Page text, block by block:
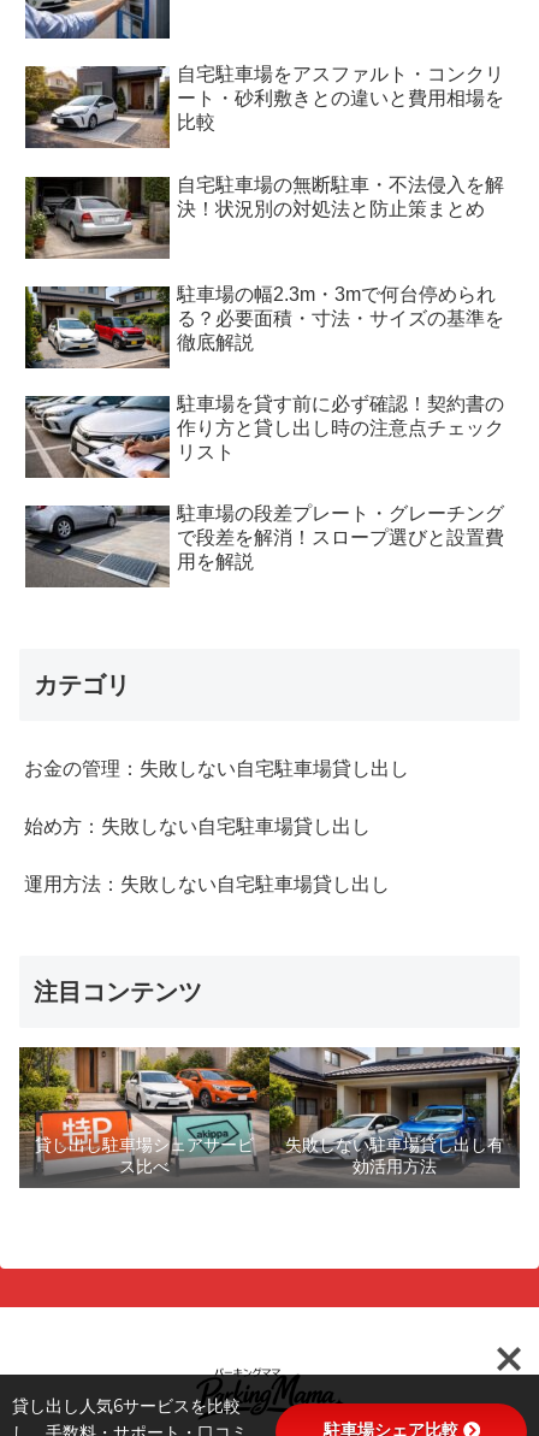
自宅駐車場をアスファルト・コンクリ
ート・砂利敷きとの違いと費用相場を
比較
自宅駐車場の無断駐車・不法侵入を解
決！状況別の対処法と防止策まとめ
駐車場の幅2.3m・3mで何台停められ
る？必要面積・寸法・サイズの基準を
徹底解説
駐車場を貸す前に必ず確認！契約書の
作り方と貸し出し時の注意点チェック
リスト
駐車場の段差プレート・グレーチング
で段差を解消！スロープ選びと設置費
用を解説
カテゴリ
お金の管理：失敗しない自宅駐車場貸し出し
始め方：失敗しない自宅駐車場貸し出し
運用方法：失敗しない自宅駐車場貸し出し
注目コンテンツ
貸し出し駐車場シェアサービ
ス比べ
失敗しない駐車場貸し出し有
効活用方法
貸し出し人気6サービスを比較
駐車場シェア比較